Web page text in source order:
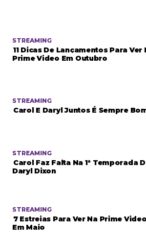
STREAMING
11 Dicas De Lançamentos Para Ver
Prime Video Em Outubro
STREAMING
Carol E Daryl Juntos É Sempre
STREAMING
Carol Faz Falta Na 1ª Temporada
Daryl Dixon
STREAMING
7 Estreias Para Ver Na Prime Video
Em Maio